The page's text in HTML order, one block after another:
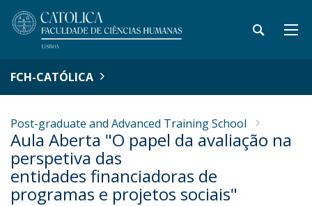
FCH-CATÓLICA
Post-graduate and Advanced Training School
Aula Aberta "O papel da avaliação na
perspetiva das
entidades financiadoras de
programas e projetos sociais"